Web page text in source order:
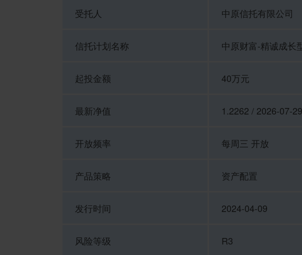
受托人 中原信托有限公司
信托计划名称 中原财富-精诚成长
起投金额 40万元
最新净值 1.2262 / 2026-07-29
开放频率 每周三 开放
产品策略 资产配置
发行时间 2024-04-09
风险等级 R3